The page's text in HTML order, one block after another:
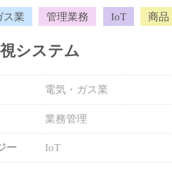
ス業 管理業務 IoT 商品
システム
電気・ガス業
業務管理
ー IoT